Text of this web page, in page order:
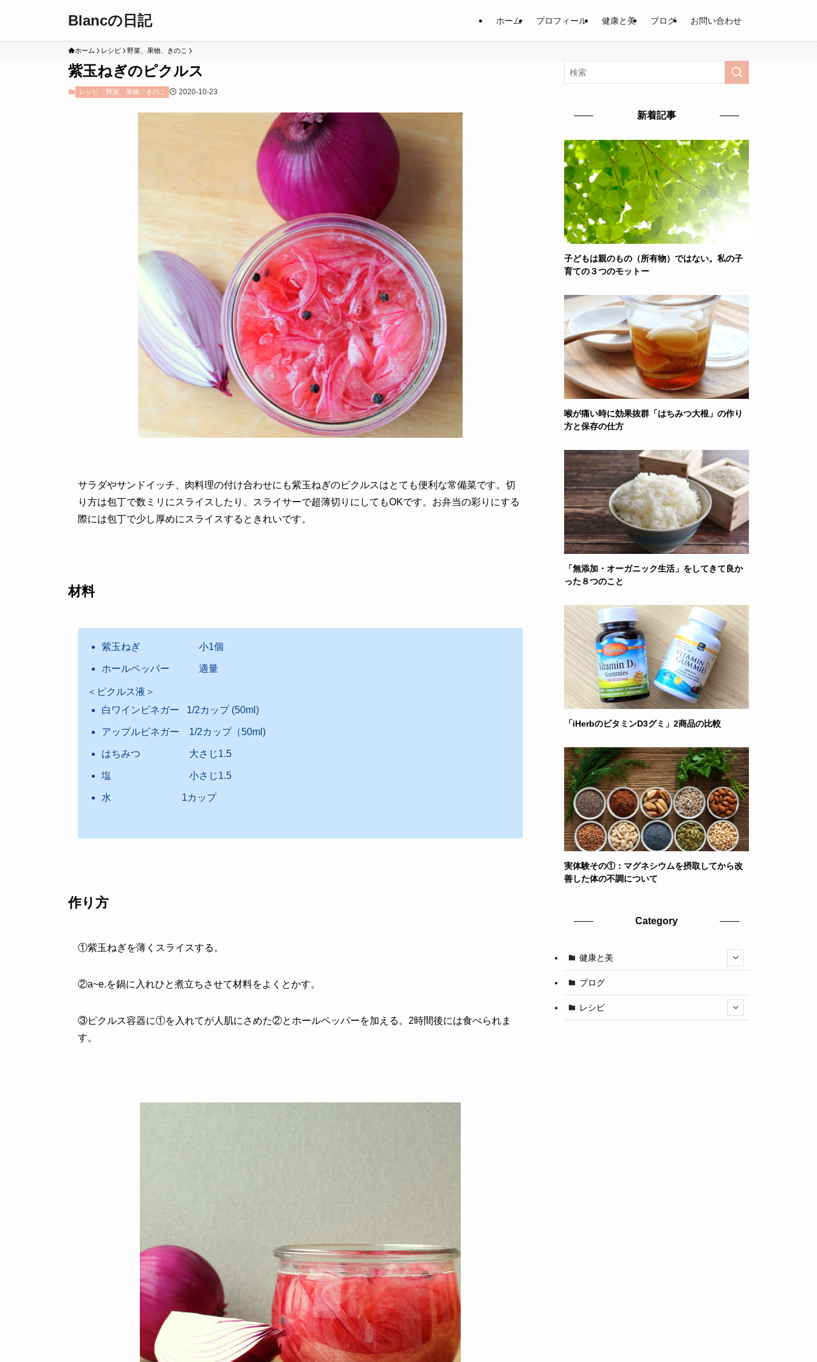
Blancの日記 ホーム プロフィール 健康と美 ブログ お問い合わせ
ホーム レシピ 野菜、果物、きのこ
紫玉ねぎのピクルス
レシピ 野菜、果物、きのこ 2020-10-23
サラダやサンドイッチ、肉料理の付け合わせにも紫玉ねぎのピクルスはとても便利な常備菜です。切
り方は包丁で数ミリにスライスしたり、スライサーで超薄切りにしてもOKです。お弁当の彩りにする
際には包丁で少し厚めにスライスするときれいです。
材料
紫玉ねぎ 小1個
ホールペッパー 適量
＜ピクルス液＞
白ワインビネガー 1/2カップ (50ml)
アップルビネガー 1/2カップ（50ml)
はちみつ 大さじ1.5
塩 小さじ1.5
水 1カップ
作り方
①紫玉ねぎを薄くスライスする。
②a~e.を鍋に入れひと煮立ちさせて材料をよくとかす。
③ピクルス容器に①を入れてが人肌にさめた②とホールペッパーを加える。2時間後には食べられま
す。
新着記事
子どもは親のもの（所有物）ではない。私の子
育ての３つのモットー
喉が痛い時に効果抜群「はちみつ大根」の作り
方と保存の仕方
「無添加・オーガニック生活」をしてきて良か
った８つのこと
「iHerbのビタミンD3グミ」2商品の比較
実体験その①：マグネシウムを摂取してから改
善した体の不調について
Category
健康と美
ブログ
レシピ